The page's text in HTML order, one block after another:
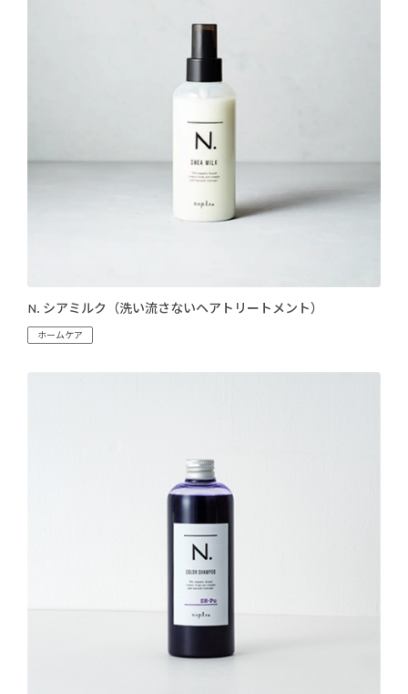
N. シアミルク（洗い流さないヘアトリートメント）
ホームケア